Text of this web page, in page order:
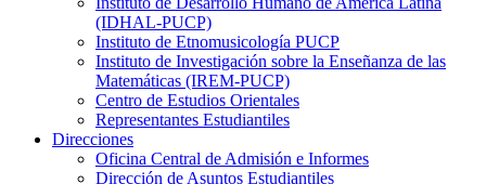
(IDHAL-PUCP)
Instituto de Etnomusicología PUCP
Instituto de Investigación sobre la Enseñanza de las
Matemáticas (IREM-PUCP)
Centro de Estudios Orientales
Representantes Estudiantiles
Direcciones
Oficina Central de Admisión e Informes
Dirección de Asuntos Estudiantiles